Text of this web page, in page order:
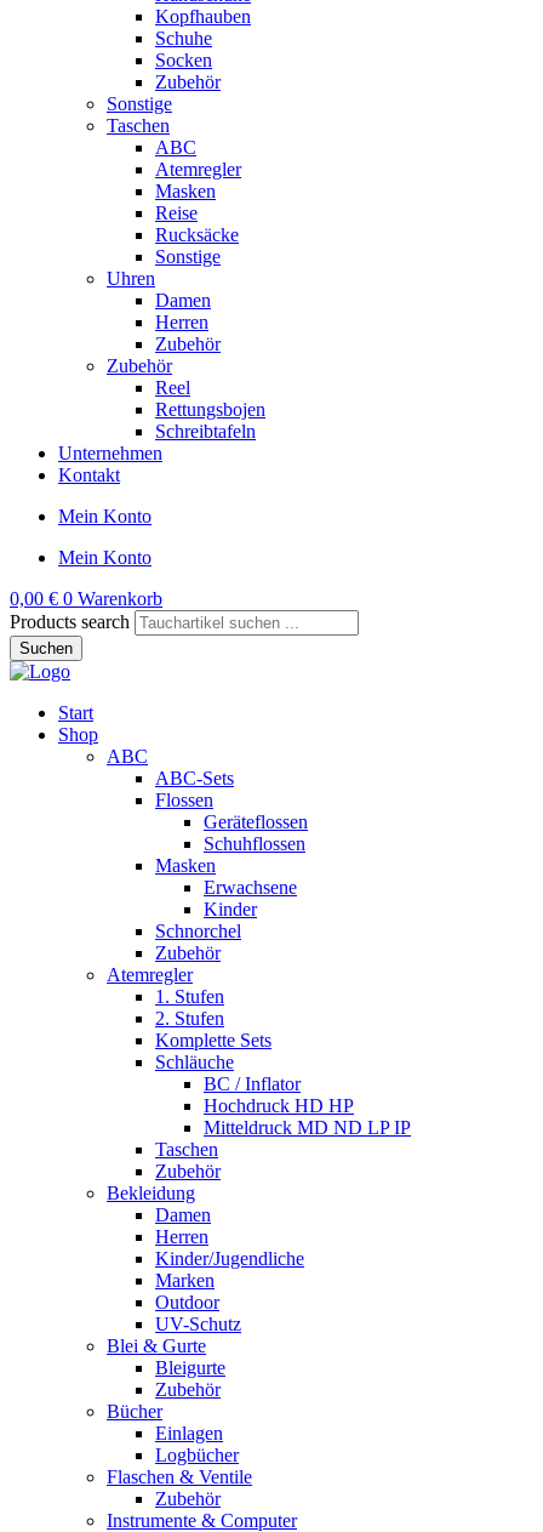
Kopfhauben
Schuhe
Socken
Zubehör
Sonstige
Taschen
ABC
Atemregler
Masken
Reise
Rucksäcke
Sonstige
Uhren
Damen
Herren
Zubehör
Zubehör
Reel
Rettungsbojen
Schreibtafeln
Unternehmen
Kontakt
Mein Konto
Mein Konto
0,00 € 0 Warenkorb
Products search
Suchen
Start
Shop
ABC
ABC-Sets
Flossen
Geräteflossen
Schuhflossen
Masken
Erwachsene
Kinder
Schnorchel
Zubehör
Atemregler
1. Stufen
2. Stufen
Komplette Sets
Schläuche
BC / Inflator
Hochdruck HD HP
Mitteldruck MD ND LP IP
Taschen
Zubehör
Bekleidung
Damen
Herren
Kinder/Jugendliche
Marken
Outdoor
UV-Schutz
Blei & Gurte
Bleigurte
Zubehör
Bücher
Einlagen
Logbücher
Flaschen & Ventile
Zubehör
Instrumente & Computer